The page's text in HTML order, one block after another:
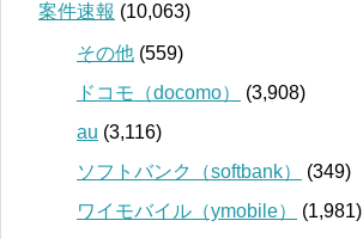
案件速報 (10,063)
その他 (559)
ドコモ（docomo）
(3,908)
au (3,116)
ソフトバンク（softbank）
(349)
ワイモバイル（ymobile）
(1,981)